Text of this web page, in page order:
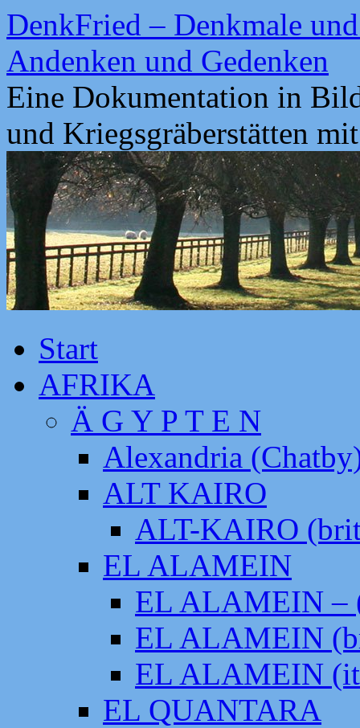
Zum
Inhalt
springen
DenkFried – Denkmale
Andenken und Gedenken
Eine Dokumentation in
und Kriegsgräberstätten
Start
AFRIKA
Ä G Y P T E N
Alexandria
ALT KAIRO
ALT-KAIRO
EL ALAMEIN
EL ALAMEIN –
EL ALAMEIN
EL ALAMEIN
EL QUANTARA